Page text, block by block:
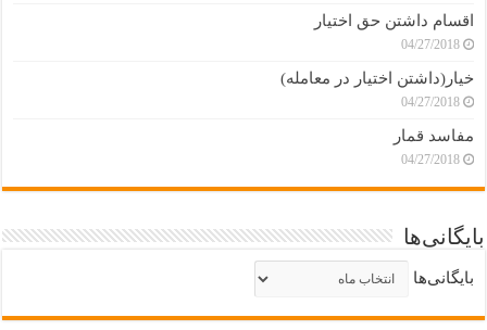
اقسام داشتن حق اختیار
04/27/2018
خیار(داشتن اختیار در معامله)
04/27/2018
مفاسد قمار
04/27/2018
بایگانی‌ها
بایگانی‌ها